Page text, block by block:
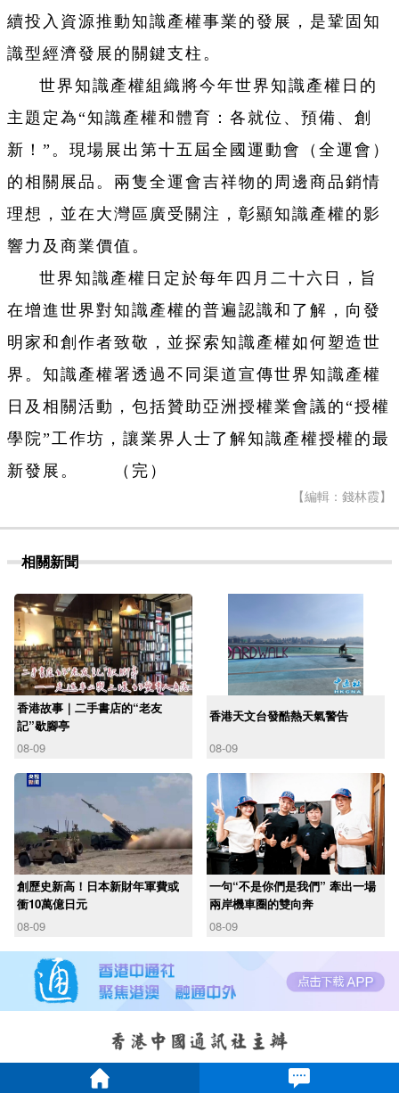
續投入資源推動知識產權事業的發展，是鞏固知
識型經濟發展的關鍵支柱。
世界知識產權組織將今年世界知識產權日的
主題定為“知識產權和體育：各就位、預備、創
新！”。現場展出第十五屆全國運動會（全運會）
的相關展品。兩隻全運會吉祥物的周邊商品銷情
理想，並在大灣區廣受關注，彰顯知識產權的影
響力及商業價值。
世界知識產權日定於每年四月二十六日，旨
在增進世界對知識產權的普遍認識和了解，向發
明家和創作者致敬，並探索知識產權如何塑造世
界。知識產權署透過不同渠道宣傳世界知識產權
日及相關活動，包括贊助亞洲授權業會議的“授權
學院”工作坊，讓業界人士了解知識產權授權的最
新發展。 （完）
【編輯：錢林霞】
相關新聞
香港故事｜二手書店的“老友
記”歇腳亭
08-09
香港天文台發酷熱天氣警告
08-09
創歷史新高！日本新財年軍費或
衝10萬億日元
08-09
一句“不是你們是我們” 牽出一場
兩岸機車圈的雙向奔
08-09